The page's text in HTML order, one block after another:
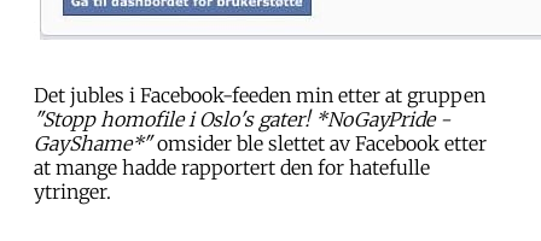
Det jubles i Facebook-feeden min etter at gruppen
"Stopp homofile i Oslo's gater! *NoGayPride -
GayShame*"omsider ble slettet av Facebook etter
at mange hadde rapportert den for hatefulle
ytringer.